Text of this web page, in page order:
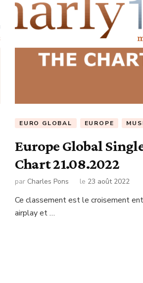
EURO GLOBAL EUROPE
Europe Global
Chart 21.08.2022
par Charles Pons le 23 août 2022
Ce classement est le croisement
airplay et …